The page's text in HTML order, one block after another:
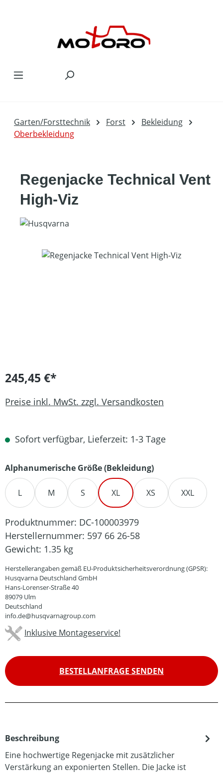
Garten/Forsttechnik Forst
Bekleidung
Oberbekleidung
Regenjacke Technical Vent
High-Viz
Bildergalerie überspringen
245,45 €*
Preise inkl. MwSt. zzgl. Versandkosten
Sofort verfügbar, Lieferzeit: 1-3 Tage
Alphanumerische Größe (Bekleidung)auswählen
L M S XL XS XXL
Produktnummer: DC-100003979
Herstellernummer: 597 66 26-58
Gewicht: 1.35 kg
Herstellerangaben gemäß EU-Produktsicherheitsverordnung (GPSR):
Husqvarna Deutschland GmbH
Hans-Lorenser-Straße 40
89079 Ulm
Deutschland
info.de@husqvarnagroup.com
Inklusive Montageservice!
BESTELLANFRAGE SENDEN
Beschreibung
Eine hochwertige Regenjacke mit zusätzlicher
Verstärkung an exponierten Stellen. Die Jacke ist